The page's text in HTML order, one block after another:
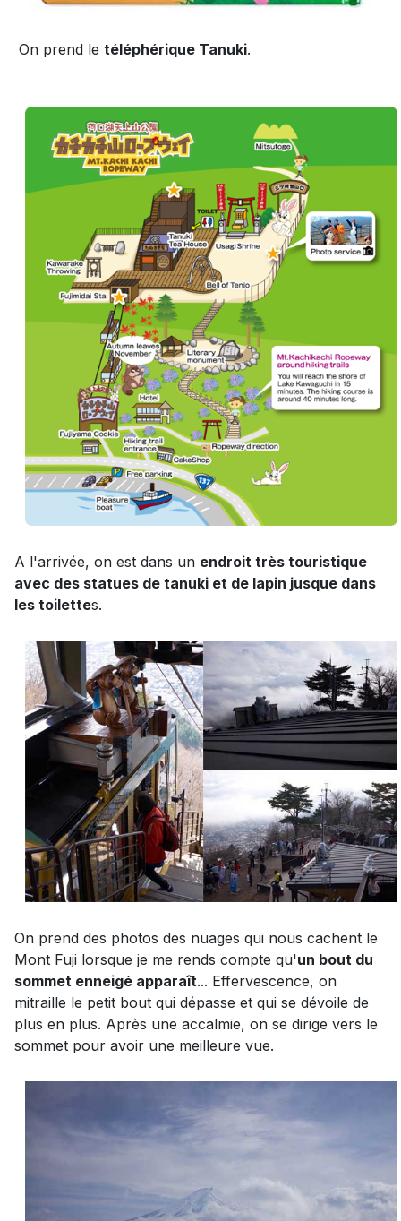
On prend le téléphérique Tanuki.
A l'arrivée, on est dans un endroit très touristique
avec des statues de tanuki et de lapin jusque dans
les toilettes.
On prend des photos des nuages qui nous cachent le
Mont Fuji lorsque je me rends compte qu'un bout du
sommet enneigé apparaît... Effervescence, on
mitraille le petit bout qui dépasse et qui se dévoile de
plus en plus. Après une accalmie, on se dirige vers le
sommet pour avoir une meilleure vue.